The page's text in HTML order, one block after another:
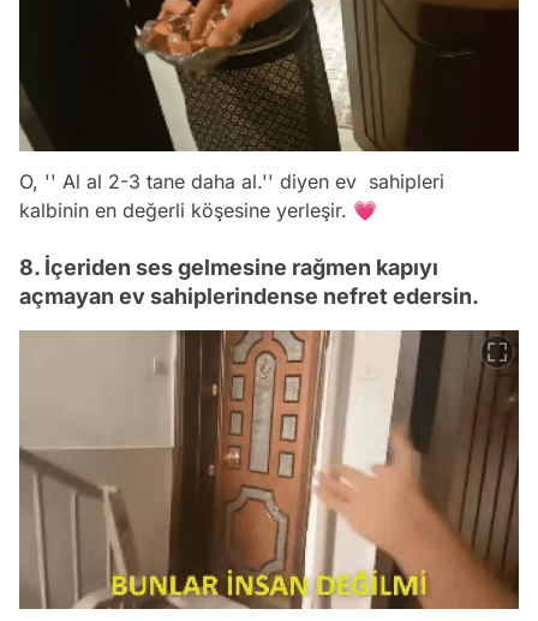
O, '' Al al 2-3 tane daha al.'' diyen ev sahipleri
kalbinin en değerli köşesine yerleşir. 💗
8. İçeriden ses gelmesine rağmen kapıyı
açmayan ev sahiplerindense nefret edersin.